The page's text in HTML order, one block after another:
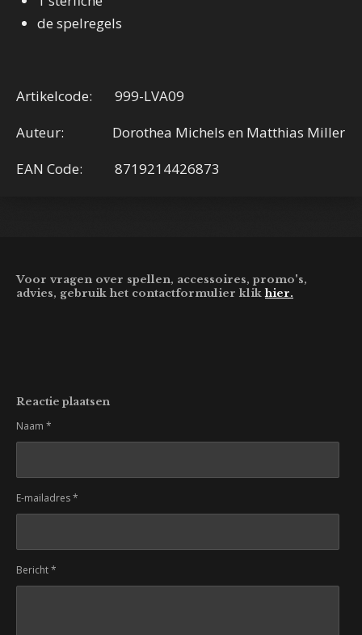
de spelregels
Artikelcode: 999-LVA09
Auteur: Dorothea Michels en Matthias Miller
EAN Code: 8719214426873
Voor vragen over spellen, accessoires, promo's,
advies, gebruik het contactformulier klikhier.
Reactie plaatsen
Naam *
E-mailadres *
Bericht *